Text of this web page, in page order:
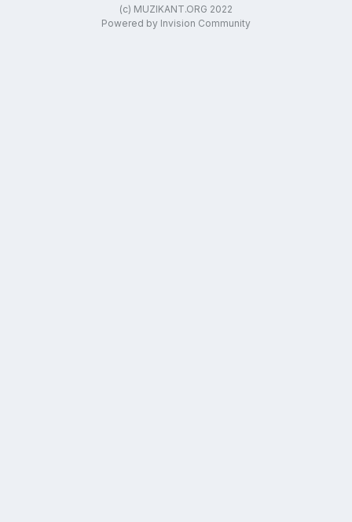
(c) MUZIKANT.ORG 2022
Powered by Invision Community